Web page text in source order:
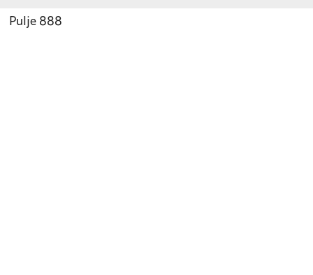
Pulje 888